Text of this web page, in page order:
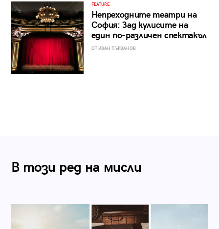
FEATURE
Непреходните театри на
София: Зад кулисите на
един по-различен спектакъл
ОТ ИВАН ПЪРВАНОВ
В този ред на мисли